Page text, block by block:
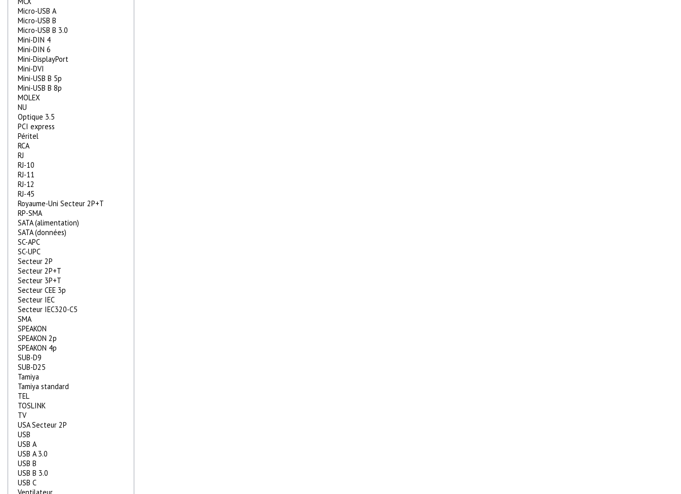
Micro-USB A
Micro-USB B
Micro-USB B 3.0
Mini-DIN 4
Mini-DIN 6
Mini-DisplayPort
Mini-DVI
Mini-USB B 5p
Mini-USB B 8p
MOLEX
NU
Optique 3.5
PCI express
Péritel
RCA
RJ
RJ-10
RJ-11
RJ-12
RJ-45
Royaume-Uni Secteur 2P+T
RP-SMA
SATA (alimentation)
SATA (données)
SC-APC
SC-UPC
Secteur 2P
Secteur 2P+T
Secteur 3P+T
Secteur CEE 3p
Secteur IEC
Secteur IEC320-C5
SMA
SPEAKON
SPEAKON 2p
SPEAKON 4p
SUB-D9
SUB-D25
Tamiya
Tamiya standard
TEL
TOSLINK
TV
USA Secteur 2P
USB
USB A
USB A 3.0
USB B
USB B 3.0
USB C